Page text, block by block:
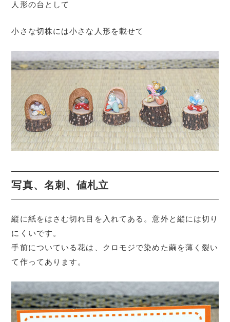
人形の台として
小さな切株には小さな人形を載せて
写真、名刺、値札立
縦に紙をはさむ切れ目を入れてある。意外と縦には切り
にくいです。
手前についている花は、クロモジで染めた繭を薄く裂い
て作ってあります。